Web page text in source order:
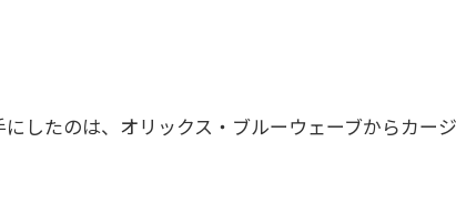
したのは、オリックス・ブルーウェーブからカー